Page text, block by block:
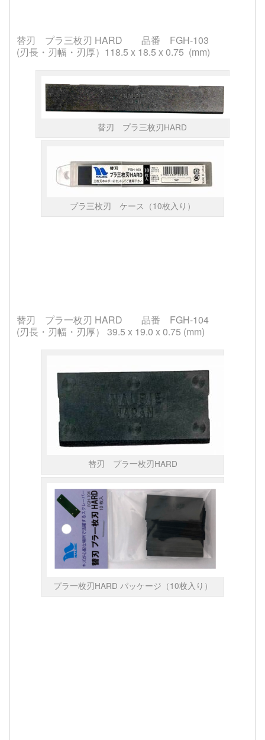
替刃 プラ三枚刃 HARD 品番 FGH-103
(刃長・刃幅・刃厚）118.5 x 18.5 x 0.75 (mm)
替刃 プラ三枚刃HARD
プラ三枚刃 ケース（10枚入り）
替刃 プラ一枚刃 HARD 品番 FGH-104
(刃長・刃幅・刃厚） 39.5 x 19.0 x 0.75 (mm)
替刃 プラ一枚刃HARD
プラ一枚刃HARD パッケージ（10枚入り）